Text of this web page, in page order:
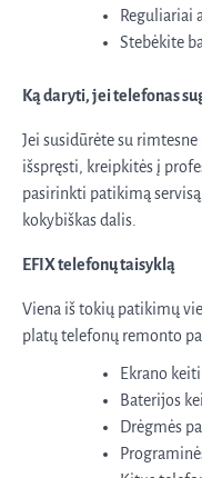
Reguliariai
Stebėkite
Ką daryti, jei telefonas
Jei susidūrėte su
išspręsti, kreipkitės į
pasirinkti patikimą
kokybiškas dalis.
EFIX telefonų taisyklą
Viena iš tokių patikimų
platų telefonų remonto
Ekrano
Baterijos
Drėgmės